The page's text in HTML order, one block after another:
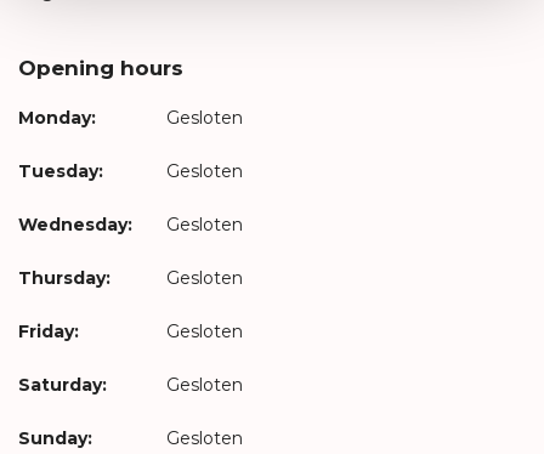
Opening hours
Monday: Gesloten
Tuesday: Gesloten
Wednesday: Gesloten
Thursday: Gesloten
Friday: Gesloten
Saturday: Gesloten
Sunday: Gesloten